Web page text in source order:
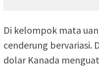
Di kelompok mata
cenderung bervariasi.
dolar Kanada